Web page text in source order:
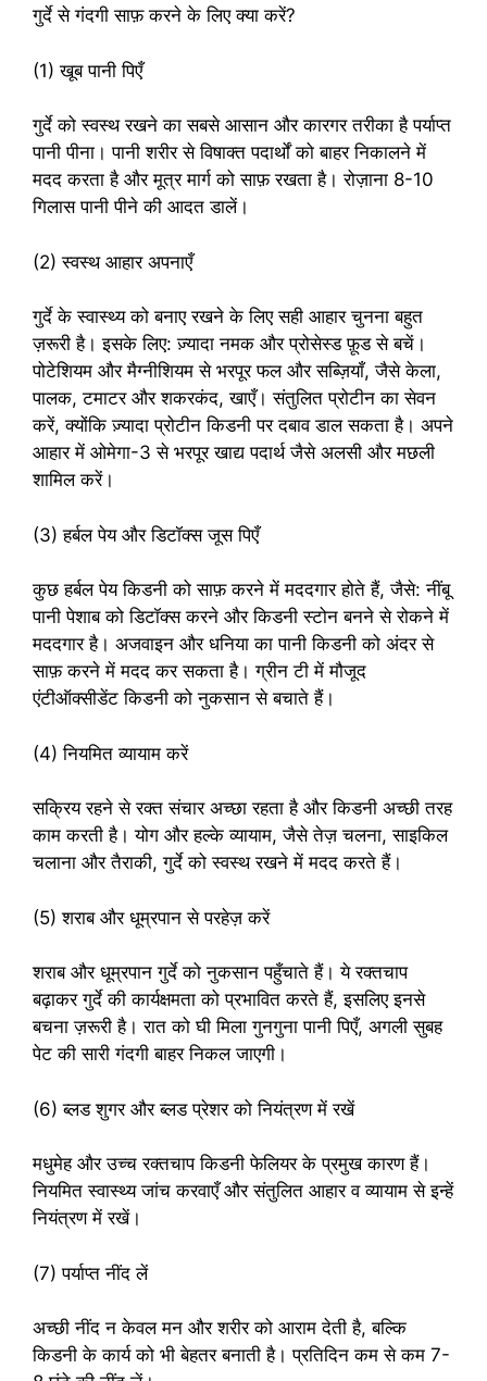
गुर्दे से गंदगी साफ़ करने के लिए क्या करें?
(1) खूब पानी पिएँ
गुर्दे को स्वस्थ रखने का सबसे आसान और कारगर तरीका है पर्याप्त
पानी पीना। पानी शरीर से विषाक्त पदार्थों को बाहर निकालने में
मदद करता है और मूत्र मार्ग को साफ़ रखता है। रोज़ाना 8-10
गिलास पानी पीने की आदत डालें।
(2) स्वस्थ आहार अपनाएँ
गुर्दे के स्वास्थ्य को बनाए रखने के लिए सही आहार चुनना बहुत
ज़रूरी है। इसके लिए: ज़्यादा नमक और प्रोसेस्ड फ़ूड से बचें।
पोटेशियम और मैग्नीशियम से भरपूर फल और सब्ज़ियाँ, जैसे केला,
पालक, टमाटर और शकरकंद, खाएँ। संतुलित प्रोटीन का सेवन
करें, क्योंकि ज़्यादा प्रोटीन किडनी पर दबाव डाल सकता है। अपने
आहार में ओमेगा-3 से भरपूर खाद्य पदार्थ जैसे अलसी और मछली
शामिल करें।
(3) हर्बल पेय और डिटॉक्स जूस पिएँ
कुछ हर्बल पेय किडनी को साफ़ करने में मददगार होते हैं, जैसे: नींबू
पानी पेशाब को डिटॉक्स करने और किडनी स्टोन बनने से रोकने में
मददगार है। अजवाइन और धनिया का पानी किडनी को अंदर से
साफ़ करने में मदद कर सकता है। ग्रीन टी में मौजूद
एंटीऑक्सीडेंट किडनी को नुकसान से बचाते हैं।
(4) नियमित व्यायाम करें
सक्रिय रहने से रक्त संचार अच्छा रहता है और किडनी अच्छी तरह
काम करती है। योग और हल्के व्यायाम, जैसे तेज़ चलना, साइकिल
चलाना और तैराकी, गुर्दे को स्वस्थ रखने में मदद करते हैं।
(5) शराब और धूम्रपान से परहेज़ करें
शराब और धूम्रपान गुर्दे को नुकसान पहुँचाते हैं। ये रक्तचाप
बढ़ाकर गुर्दे की कार्यक्षमता को प्रभावित करते हैं, इसलिए इनसे
बचना ज़रूरी है। रात को घी मिला गुनगुना पानी पिएँ, अगली सुबह
पेट की सारी गंदगी बाहर निकल जाएगी।
(6) ब्लड शुगर और ब्लड प्रेशर को नियंत्रण में रखें
मधुमेह और उच्च रक्तचाप किडनी फेलियर के प्रमुख कारण हैं।
नियमित स्वास्थ्य जांच करवाएँ और संतुलित आहार व व्यायाम से इन्हें
नियंत्रण में रखें।
(7) पर्याप्त नींद लें
अच्छी नींद न केवल मन और शरीर को आराम देती है, बल्कि
किडनी के कार्य को भी बेहतर बनाती है। प्रतिदिन कम से कम 7-